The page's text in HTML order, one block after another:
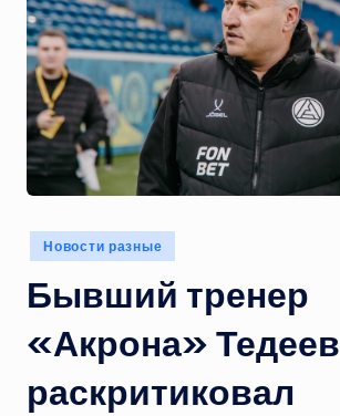
Опубликовано
в
Новости разные
Бывший тренер
«Акрона» Тедеев
раскритиковал